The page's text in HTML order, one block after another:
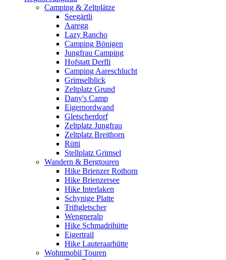
Camping & Zeltplätze
Seegärtli
Aaregg
Lazy Rancho
Camping Bönigen
Jungfrau Camping
Hofstatt Derfli
Camping Aareschlucht
Grimselblick
Zeltplatz Grund
Dany's Camp
Eigernordwand
Gletscherdorf
Zeltplatz Jungfrau
Zeltplatz Breithorn
Rütti
Stellplatz Grimsel
Wandern & Bergtouren
Hike Brienzer Rothorn
Hike Brienzersee
Hike Interlaken
Schynige Platte
Triftgletscher
Wengneralp
Hike Schmadrihütte
Eigertrail
Hike Lauteraarhütte
Wohnmobil Touren